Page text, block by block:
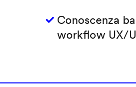
Conoscenza
workflow UX/